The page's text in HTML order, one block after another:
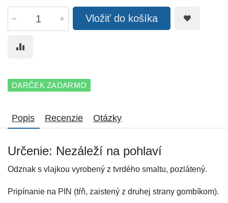
Vložiť do košíka
DARČEK ZADARMO
Popis Recenzie Otázky
Určenie: Nezáleží na pohlaví
Odznak s vlajkou vyrobený z tvrdého smaltu, pozlátený.
Pripínanie na PIN (tŕň, zaistený z druhej strany gombíkom).